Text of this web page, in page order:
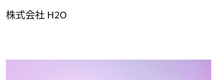
株式会社 H2O